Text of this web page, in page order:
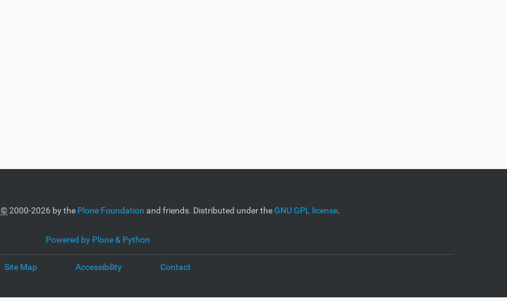
©2000-2026 by the Plone Foundation and friends. Distributed under theGNU GPL license.
Powered by Plone & Python
Site Map Accessibility Contact